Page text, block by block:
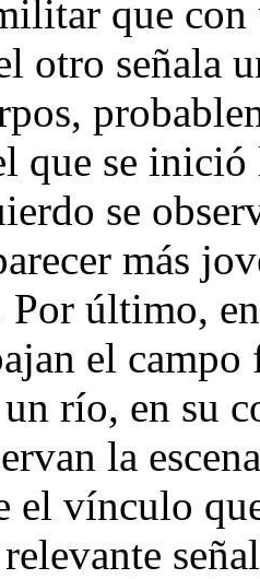
que con
otro señala
que se
se
más
Por último,
el
río, en su
la
el vínculo